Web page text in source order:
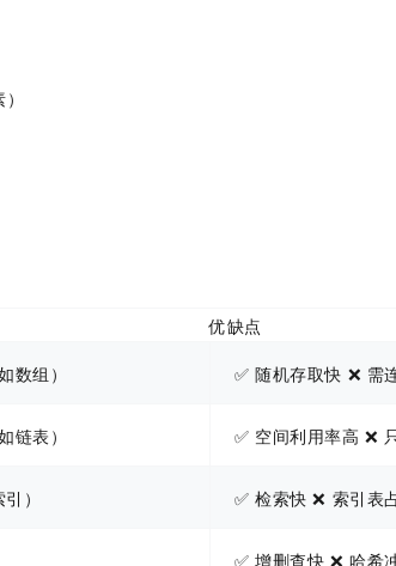
优缺点
数组） ✅ 随机存取快 ❌ 需
链表） ✅ 空间利用率高 ❌
） ✅ 检索快 ❌ 索引表
✅ 增删查快 ❌ 哈希